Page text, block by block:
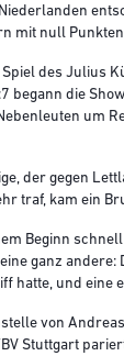
mit null
Spiel des Julius
begann die
um
der gegen
traf, kam ein
Beginn
ganz
hatte, und
von
Stuttgart